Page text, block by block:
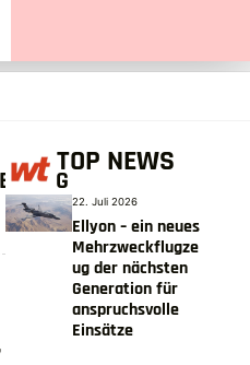
TOP NEWS
22. Juli 2026
Ellyon – ein neues
Mehrzweckflugze
ug der nächsten
Generation für
anspruchsvolle
Einsätze